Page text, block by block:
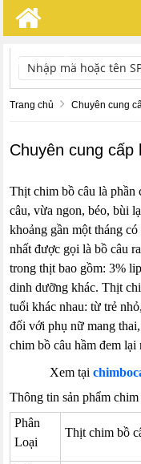
TÌM KIẾM
Trang chủ Chuyên cung
Chuyên cung
Thịt chim bồ câu là phần
câu, vừa ngon, béo, bùi
khoảng gần một tháng
nhất được gọi là bồ câu
trong thịt bao gồm: 3%
dinh dưỡng khác. Thịt
tuổi khác nhau: từ trẻ
đối với phụ nữ mang
chim bồ câu hầm đem lại
Xem tại
Thông tin sản phẩm
Phân
Loại
Thịt chim bồ